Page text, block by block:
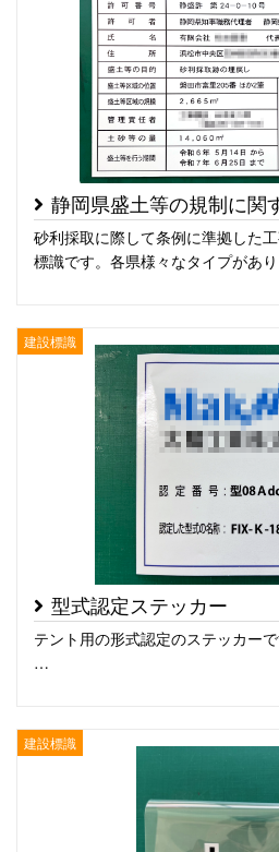
静岡県盛土等の規制に関
砂利採取に際して条例に準拠した
標識です。各県様々なタイプがあ
建設標識
型式認定ステッカー
テント用の形式認定のステッカー
…
建設標識